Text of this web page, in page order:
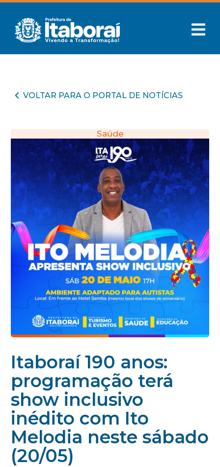
VOLTAR PARA O PORTAL DE NOTÍCIAS
Saúde
Itaboraí 190 anos:
programação terá
show inclusivo
inédito com Ito
Melodia neste sábado
(20/05)